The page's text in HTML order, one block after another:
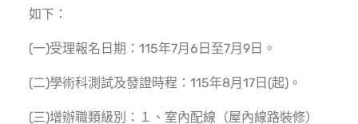
如下：
(一)受理報名日期：115年7月6日至7月9日。
(二)學術科測試及發證時程：115年8月17日(起)。
(三)增辦職類級別：１、室內配線（屋內線路裝修）